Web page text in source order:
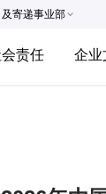
寄递事业部
责任 企业